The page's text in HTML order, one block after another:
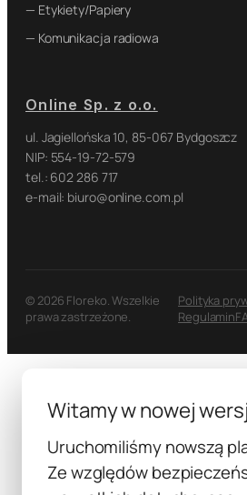
— Etykiety/Papiery
— Komunikacja radiowa
Online Sp. z o.o.
ul. Jagiellońska 10, 85-067 Bydgoszcz
NIP: 554-19-72-579
tel.: 602 286 717
e-mail: biuro@online.com.pl
© 2026 Floreko. Wszelkie
prawa zastrzeżone.
Polityka
Regulamin
Witamy w nowej
Uruchomiliśmy nowszą
Ze względów